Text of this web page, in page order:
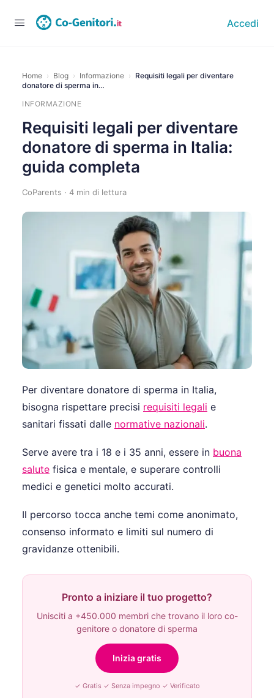
Accedi
Home › Blog › Informazione › Requisiti legali per diventare
donatore di sperma in…
INFORMAZIONE
Requisiti legali per diventare
donatore di sperma in Italia:
guida completa
CoParents · 4 min di lettura
Per diventare donatore di sperma in Italia,
bisogna rispettare precisi requisiti legali e
sanitari fissati dalle normative nazionali.
Serve avere tra i 18 e i 35 anni, essere in buona
salute fisica e mentale, e superare controlli
medici e genetici molto accurati.
Il percorso tocca anche temi come anonimato,
consenso informato e limiti sul numero di
gravidanze ottenibili.
Pronto a iniziare il tuo progetto?
Unisciti a +450.000 membri che trovano il loro co-
genitore o donatore di sperma
Inizia gratis
✓ Gratis ✓ Senza impegno ✓ Verificato